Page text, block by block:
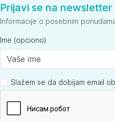
Prijavi se na newsletter
Informacije o posebnim
Ime (opciono)
Slažem se da dobijam email